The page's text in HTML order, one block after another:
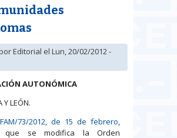
Editorial el Lun, 20/02/2012 -
AUTONÓMICA
Y LEÓN.
FAM/73/2012, de 15 de febrero
se modifica la Orden